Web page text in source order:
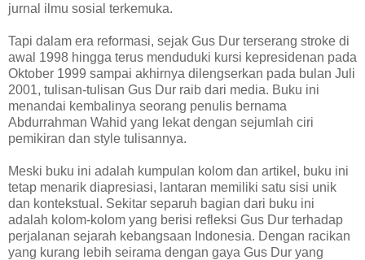
jurnal ilmu sosial terkemuka.
Tapi dalam era reformasi, sejak Gus Dur terserang stroke di
awal 1998 hingga terus menduduki kursi kepresidenan pada
Oktober 1999 sampai akhirnya dilengserkan pada bulan Juli
2001, tulisan-tulisan Gus Dur raib dari media. Buku ini
menandai kembalinya seorang penulis bernama
Abdurrahman Wahid yang lekat dengan sejumlah ciri
pemikiran dan style tulisannya.
Meski buku ini adalah kumpulan kolom dan artikel, buku ini
tetap menarik diapresiasi, lantaran memiliki satu sisi unik
dan kontekstual. Sekitar separuh bagian dari buku ini
adalah kolom-kolom yang berisi refleksi Gus Dur terhadap
perjalanan sejarah kebangsaan Indonesia. Dengan racikan
yang kurang lebih seirama dengan gaya Gus Dur yang